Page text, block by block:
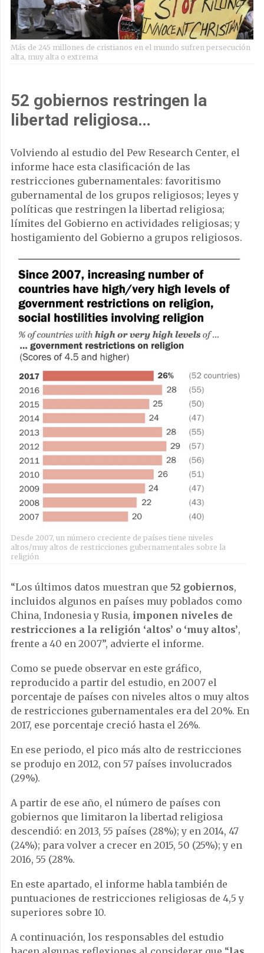
Más de 245 millones de cristianos en el mundo sufren persecución
alta, muy alta o extrema
52 gobiernos restringen la
libertad religiosa…
Volviendo al estudio del Pew Research Center, el
informe hace esta clasificación de las
restricciones gubernamentales: favoritismo
gubernamental de los grupos religiosos; leyes y
políticas que restringen la libertad religiosa;
límites del Gobierno en actividades religiosas; y
hostigamiento del Gobierno a grupos religiosos.
Desde 2007, un número creciente de países tiene niveles
altos/muy altos de restricciones gubernamentales sobre la
religión
“Los últimos datos muestran que 52 gobiernos,
incluidos algunos en países muy poblados como
China, Indonesia y Rusia, imponen niveles de
restricciones a la religión ‘altos’ o ‘muy altos’,
frente a 40 en 2007”, advierte el informe.
Como se puede observar en este gráfico,
reproducido a partir del estudio, en 2007 el
porcentaje de países con niveles altos o muy altos
de restricciones gubernamentales era del 20%. En
2017, ese porcentaje creció hasta el 26%.
En ese periodo, el pico más alto de restricciones
se produjo en 2012, con 57 países involucrados
(29%).
A partir de ese año, el número de países con
gobiernos que limitaron la libertad religiosa
descendió: en 2013, 55 países (28%); y en 2014, 47
(24%); para volver a crecer en 2015, 50 (25%); y en
2016, 55 (28%.
En este apartado, el informe habla también de
puntuaciones de restricciones religiosas de 4,5 y
superiores sobre 10.
A continuación, los responsables del estudio